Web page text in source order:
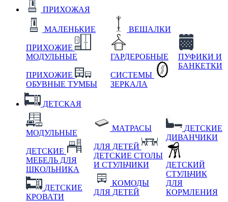
ПРИХОЖАЯ
МАЛЕНЬКИЕ
ПРИХОЖИЕ
МОДУЛЬНЫЕ
ПРИХОЖИЕ
ОБУВНЫЕ ТУМБЫ
ВЕШАЛКИ
ГАРДЕРОБНЫЕ
СИСТЕМЫ
ЗЕРКАЛА
ПУФИКИ И
БАНКЕТКИ
ДЕТСКАЯ
МОДУЛЬНЫЕ
ДЕТСКИЕ
МЕБЕЛЬ ДЛЯ
ШКОЛЬНИКА
ДЕТСКИЕ
КРОВАТИ
МАТРАСЫ
ДЛЯ ДЕТЕЙ
ДЕТСКИЕ СТОЛЫ
И СТУЛЬЧИКИ
КОМОДЫ
ДЛЯ ДЕТЕЙ
ДЕТСКИЕ
ДИВАНЧИКИ
ДЕТСКИЙ
СТУЛЬЧИК
ДЛЯ
КОРМЛЕНИЯ